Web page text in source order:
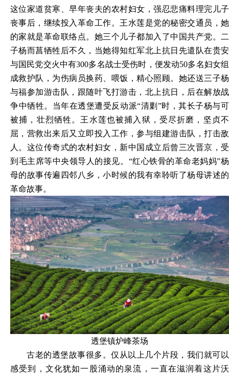
这位家道贫寒、早年丧夫的农村妇女，强忍悲痛料理完儿子
丧事后，继续投入革命工作。王水莲是党的秘密交通员，她
的家就是革命联络点。她三个儿子都加入了中国共产党。二
子杨而菖牺牲后不久，当她得知红军北上抗日先遣队在贵安
与国民党交火中有300多名战士受伤时，便发动50多名妇女组
成救护队，为伤病员换药、喂饭，精心照顾。她还送三子杨
与福参加游击队，跟随叶飞打游击，北上抗日，后在解放战
争中牺牲。当年在透堡遭受反动派“清剿”时，其长子杨与可
被捕，壮烈牺牲。王水莲也被捕入狱，受尽折磨，坚贞不
屈，营救出来后又立即投入工作，参与组建游击队，打击敌
人。这位传奇式的农村妇女，新中国成立后曾三次晋京，受
到毛主席等中央领导人的接见。“红心铁骨的革命老妈妈”杨
母的故事传遍四邻八乡，小时候的我有幸聆听了杨母讲述的
革命故事。
透堡镇炉峰茶场
古老的透堡故事很多。仅从以上几个片段，我们就可以
感受到，文化犹如一股涌动的泉流，一直在滋润着这片沃